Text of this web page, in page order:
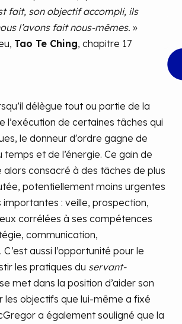
fait, son objectif accompli, ils
l’avons fait nous-mêmes. »
Tao Te Ching, chapitre 17
délègue tout ou partie de la
l’exécution de certaines tâches qui
le donneur d'ordre gagne de
et de l’énergie. Ce gain de
consacré à des tâches de plus
potentiellement moins urgentes
importantes : veille, prospection,
corrélées à ses compétences
communication,
aussi l’opportunité pour le
les pratiques du servant-
met dans la position d’aider son
les objectifs que lui-même a fixé
a également souligné que la